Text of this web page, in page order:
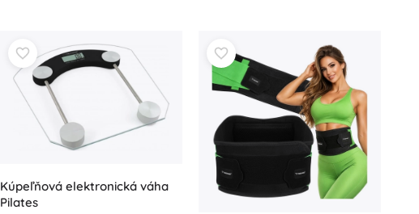
Kúpeľňová elektronická váha
Pilates